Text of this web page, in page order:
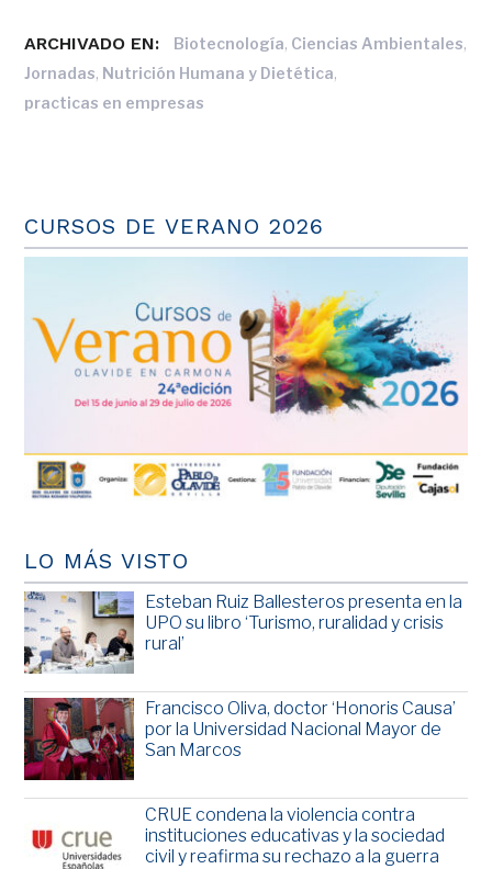
ARCHIVADO EN: Biotecnología, Ciencias Ambientales,
Jornadas, Nutrición Humana y Dietética,
practicas en empresas
CURSOS DE VERANO 2026
LO MÁS VISTO
Esteban Ruiz Ballesteros presenta en la
UPO su libro ‘Turismo, ruralidad y crisis
rural’
Francisco Oliva, doctor ‘Honoris Causa’
por la Universidad Nacional Mayor de
San Marcos
CRUE condena la violencia contra
instituciones educativas y la sociedad
civil y reafirma su rechazo a la guerra